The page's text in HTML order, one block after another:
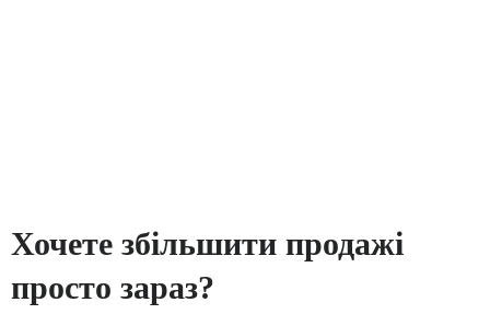
Хочете збільшити продажі
просто зараз?